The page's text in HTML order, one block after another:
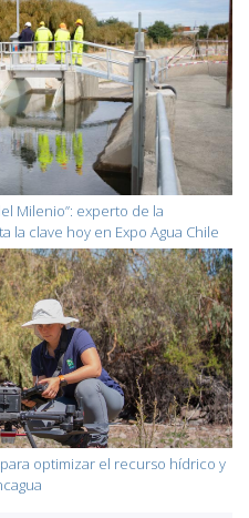
Milenio”: experto de la
clave hoy en Expo Agua Chile
optimizar el recurso hídrico y